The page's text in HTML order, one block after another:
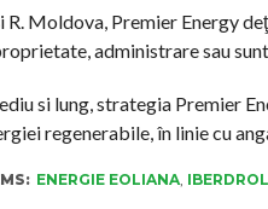
R. Moldova, Premier Energy
administrare sau
si lung, strategia Premier
regenerabile, în linie cu
ENERGIE EOLIANA,